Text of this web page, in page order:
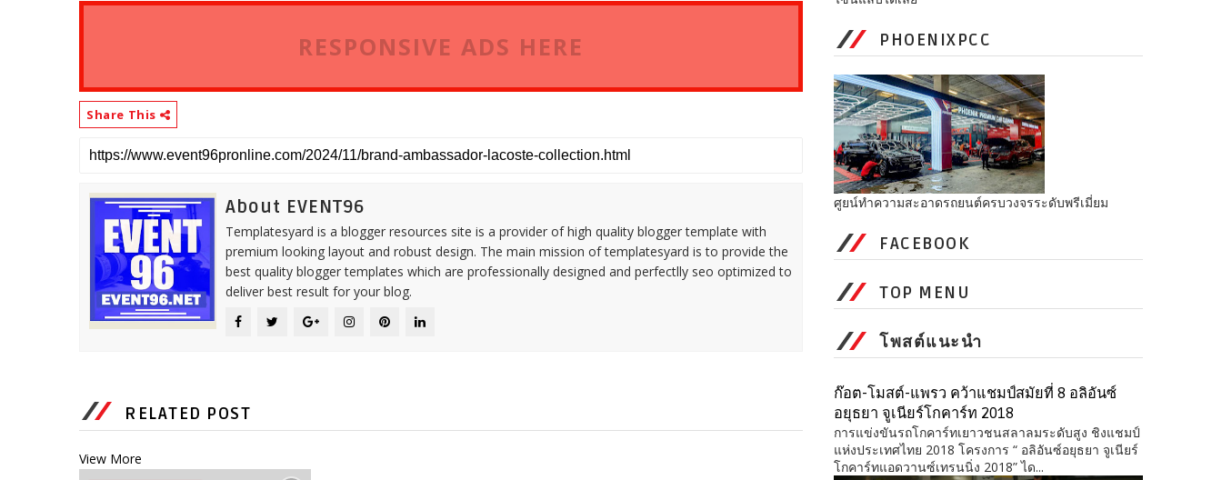
RESPONSIVE ADS HERE
Share This
About EVENT96
Templatesyard is a blogger resources site is a provider of high quality blogger template with
premium looking layout and robust design. The main mission of templatesyard is to provide the
best quality blogger templates which are professionally designed and perfectlly seo optimized to
deliver best result for your blog.
RELATED POST
View More
PHOENIXPCC
ศูยน์ทำความสะอาดรถยนต์ครบวงจรระดับพรีเมี่ยม
FACEBOOK
TOP MENU
โพสต์แนะนำ
ก๊อต-โมสต์-แพรว คว้าแชมป์สมัยที่ 8 อลิอันซ์
อยุธยา จูเนียร์โกคาร์ท 2018
การแข่งขันรถโกคาร์ทเยาวชนสลาลมระดับสูง ชิงแชมป์
แห่งประเทศไทย 2018 โครงการ “ อลิอันซ์อยุธยา จูเนียร์
โกคาร์ทแอดวานซ์เทรนนิ่ง 2018” ได...